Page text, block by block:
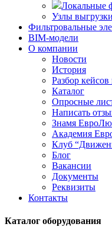
Локальные
Узлы
Фильтровальные
BIM-модели
О компании
Новости
История
Разбор кейсов
Каталог
Опросные
Написать
Знамя
Академия
Клуб
Блог
Вакансии
Документы
Реквизиты
Контакты
Каталог оборудования